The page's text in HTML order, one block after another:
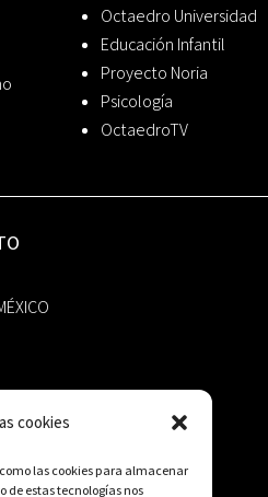
cookies
las cookies para almacenar
de estas tecnologías nos
Octaedro Universidad
Educación Infantil
Proyecto Noria
Psicología
OctaedroTV